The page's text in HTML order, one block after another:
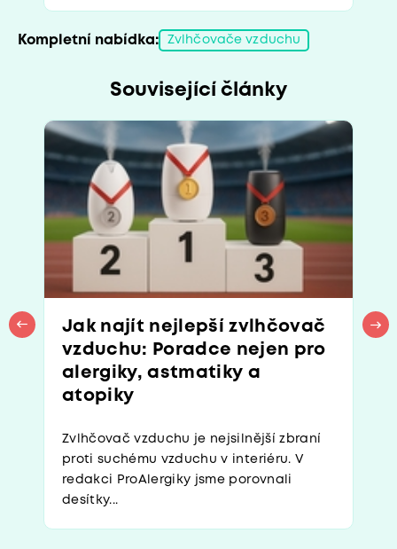
Kompletní nabídka: Zvlhčovače vzduchu
Související články
Jak najít nejlepší zvlhčovač
vzduchu: Poradce nejen pro
alergiky, astmatiky a
atopiky
Zvlhčovač vzduchu je nejsilnější zbraní
proti suchému vzduchu v interiéru. V
redakci ProAlergiky jsme porovnali
desítky...